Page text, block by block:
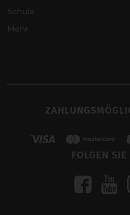
Schule
Mehr
FOLGEN SIE